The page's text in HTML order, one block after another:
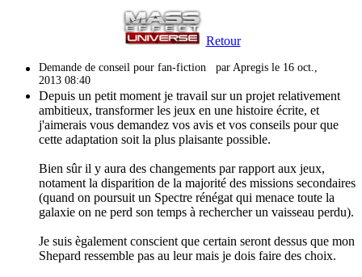
Retour
Demande de conseil pour fan-fiction par Apregis le 16 oct.,
2013 08:40
Depuis un petit moment je travail sur un projet relativement
ambitieux, transformer les jeux en une histoire écrite, et
j'aimerais vous demandez vos avis et vos conseils pour que
cette adaptation soit la plus plaisante possible.
Bien sûr il y aura des changements par rapport aux jeux,
notament la disparition de la majorité des missions secondaires
(quand on poursuit un Spectre rénégat qui menace toute la
galaxie on ne perd son temps à rechercher un vaisseau perdu).
Je suis ègalement conscient que certain seront dessus que mon
Shepard ressemble pas au leur mais je dois faire des choix.